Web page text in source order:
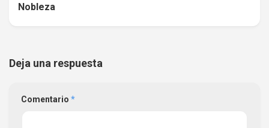
Nobleza
Deja una respuesta
Comentario *